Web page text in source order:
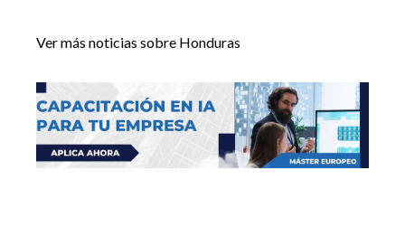
Ver más noticias sobre Honduras